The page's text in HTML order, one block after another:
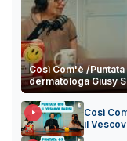
Così Com'è /
dermatologa Giusy
Così
il